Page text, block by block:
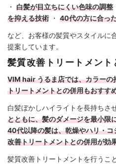
・ 白髪が目立ちにくい色味の調整
を抑える技術 ・ 40代の方に合っ
など、お客様の髪質やスタイルに
提案しています。
髪質改善トリートメント
VIM hair うるま店では、カラーの
トリートメントとの併用もおすす
白髪ぼかしハイライトを長持ちさ
とともに、髪のダメージを最小限
40代以降の髪は、乾燥やハリ・
改善トリートメントとの併用が効
髪質改善トリートメントを行うこと